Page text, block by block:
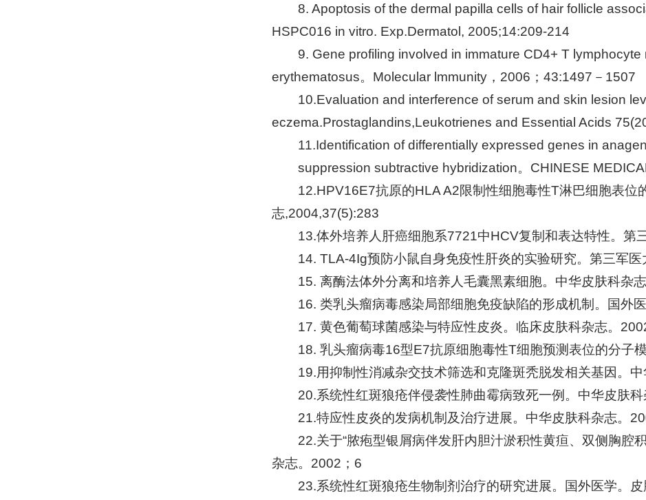
8. Apoptosis of the dermal papilla cells of hair follicle
HSPC016 in vitro. Exp.Dermatol, 2005;14:209-214
9. Gene profiling involved in immature CD4+ T
erythematosus。Molecular lmmunity，2006；43:1497－1507
10.Evaluation and interference of serum and skin lesion
eczema.Prostaglandins,Leukotrienes and Essential Acids
11.Identification of differentially expressed genes in
suppression subtractive hybridization。CHINESE
12.HPV16E7抗原的HLA A2限制性细胞毒性T淋巴细胞表位
志,2004,37(5):283
13.体外培养人肝癌细胞系7721中HCV复制和表达特性。第
14. TLA-4Ig预防小鼠自身免疫性肝炎的实验研究。第三军
15. 离酶法体外分离和培养人毛囊黑素细胞。中华皮肤科杂
16. 类乳头瘤病毒感染局部细胞免疫缺陷的形成机制。国外
17. 黄色葡萄球菌感染与特应性皮炎。临床皮肤科杂志。
18. 乳头瘤病毒16型E7抗原细胞毒性T细胞预测表位的分子
19.用抑制性消减杂交技术筛选和克隆斑秃脱发相关基因。
20.系统性红斑狼疮伴侵袭性肺曲霉病致死一例。中华皮肤
21.特应性皮炎的发病机制及治疗进展。中华皮肤科杂志。
22.关于“脓疱型银屑病伴发肝内胆汁淤积性黄疸、双侧胸腔
杂志。2002；6
23.系统性红斑狼疮生物制剂治疗的研究进展。国外医学。